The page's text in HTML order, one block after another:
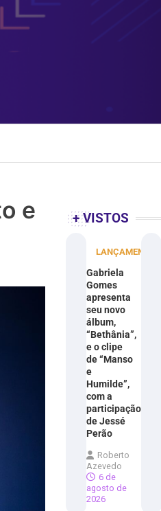
e
+ VISTOS
LANÇAMENTOS
Gabriela
Gomes
apresenta
seu novo
álbum,
“Bethânia”,
e o clipe
de “Manso
e
Humilde”,
com a
participação
de Jessé
Perão
Roberto
Azevedo
6 de
agosto de
2026